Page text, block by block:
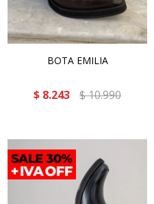
BOTA EMILIA
$ 8.243 $10.990